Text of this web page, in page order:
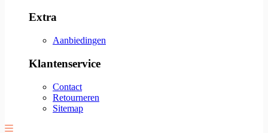
Extra
Aanbiedingen
Klantenservice
Contact
Retourneren
Sitemap